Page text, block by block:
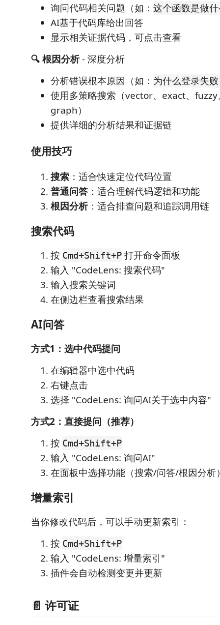
询问代码相关问题（如： 这个函数是做
AI基于代码库给出回答
显示相关证据代码，可点击查看
🔍 根因分析- 深度分析
分析错误根本原因（如： 为什么登录失
使用多策略搜索（vector、exact、
graph）
提供详细的分析结果和证据链
使用技巧
搜索 ：适合快速定位代码位置
普通问答 ：适合理解代码逻辑和功能
根因分析：适合排查问题和追踪调用链
搜索代码
按 Cmd+Shift+P 打开命令面板
输入 "CodeLens: 搜索代码"
输入搜索关键词
在侧边栏查看搜索结果
AI问答
方式1：选中代码提问
在编辑器中选中代码
右键点击
选择 "CodeLens: 询问AI关于选中内容"
方式2：直接提问（推荐）
按 Cmd+Shift+P
输入 "CodeLens: 询问AI"
在面板中选择功能（搜索/问答/根因分析
增量索引
当你修改代码后，可以手动更新索引：
按 Cmd+Shift+P
输入 "CodeLens: 增量索引"
插件会自动检测变更并更新
📄 许可证